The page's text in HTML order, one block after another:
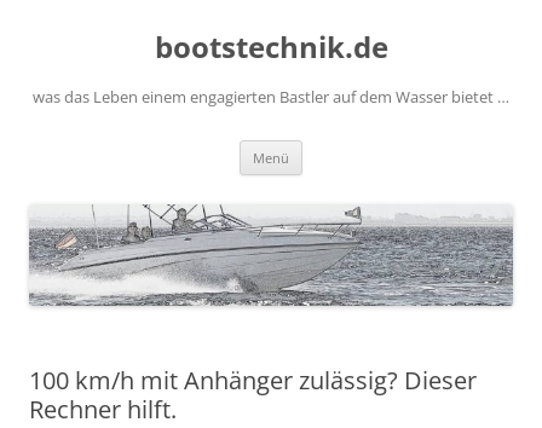
bootstechnik.de
was das Leben einem engagierten Bastler auf dem Wasser bietet …
Menü
100 km/h mit Anhänger zulässig? Dieser
Rechner hilft.